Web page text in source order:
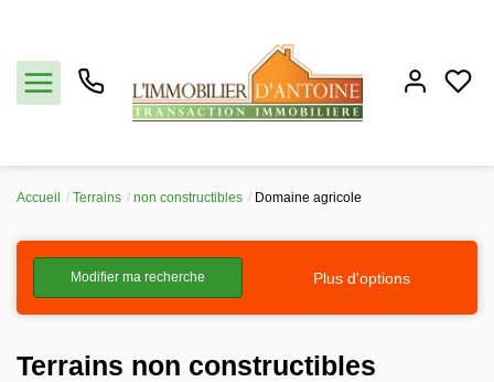
Vendre
Estimation
Accueil Terrains non constructibles Domaine agricole
Modifier ma recherche Plus d'options
Terrains non constructibles